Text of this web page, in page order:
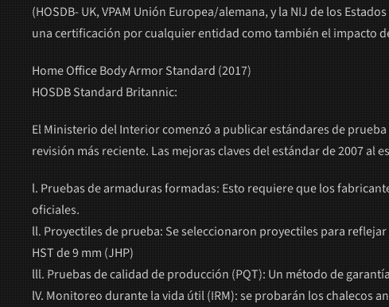
(HOSDB- UK, VPAM Unión Europea/alemana, y la NIJ de los
una certificación por cualquier entidad como también el impacto
Home Office Body Armor Standard (2017)
HOSDB Standard Britannic:
El Ministerio del Interior comenzó a publicar estándares de
revisión más reciente. Las mejoras claves del estándar de 2007 al
l. Pruebas de armaduras formadas: Esto requiere que los
oficiales.
ll. Proyectiles de prueba: Se seleccionaron proyectiles para
HST de 9 mm (JHP)
lll. Pruebas de calidad de producción (PQT): Un método de
lV. Monitoreo durante la vida útil (IRM): se probarán los